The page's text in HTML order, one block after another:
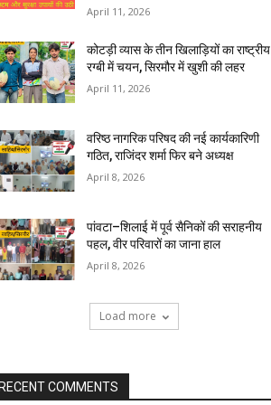
April 11, 2026
कोटड़ी व्यास के तीन खिलाड़ियों का राष्ट्रीय
रग्बी में चयन, सिरमौर में खुशी की लहर
April 11, 2026
वरिष्ठ नागरिक परिषद की नई कार्यकारिणी
गठित, राजिंदर शर्मा फिर बने अध्यक्ष
April 8, 2026
पांवटा–शिलाई में पूर्व सैनिकों की सराहनीय
पहल, वीर परिवारों का जाना हाल
April 8, 2026
Load more
COMMENTS